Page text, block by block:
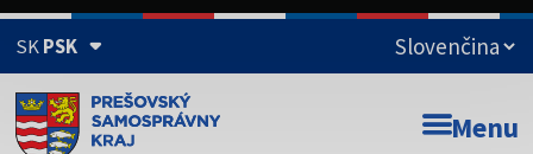
SKPSK
Doména psk.sk je oficiálna Menu